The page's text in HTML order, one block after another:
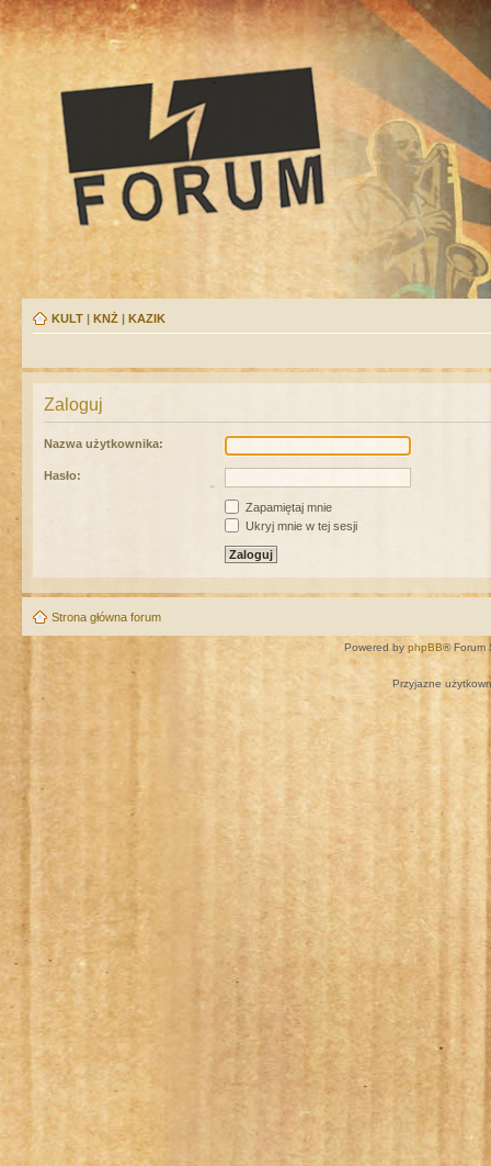
KULT | KNŻ | KAZIK
Zaloguj
Nazwa użytkownika:
Hasło:
Zapamiętaj mnie
Ukryj mnie w tej sesji
Strona główna forum
Powered by phpBB® Forum
Przyjazne